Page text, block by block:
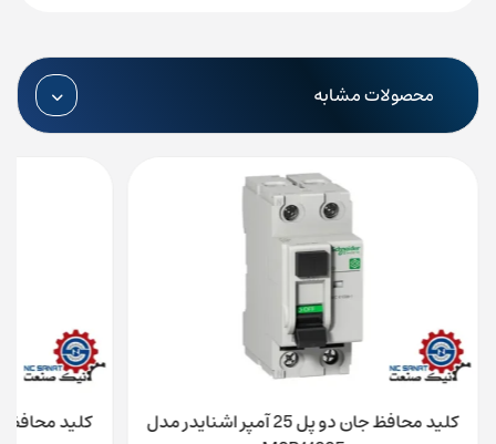
محصولات مشابه
کلید محافظ جان دو پل 25 آمپر اشنایدر مدل